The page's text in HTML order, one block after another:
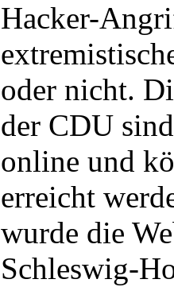
Hacker-
oder nicht.
der CDU
online und
erreicht
wurde die
Schleswig-